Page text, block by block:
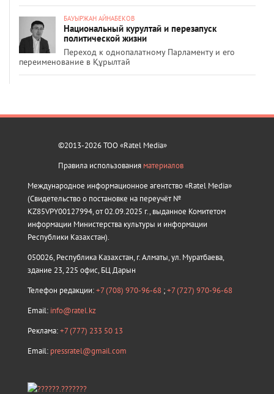
БАУЫРЖАН АЙНАБЕКОВ
Национальный курултай и перезапуск
политической жизни
Переход к однопалатному Парламенту и его
переименование в Құрылтай
©2013-2026 ТОО «Ratel Media»
Правила использования материалов
Международное информационное агентство «Ratel Media»
(Свидетельство о постановке на переучёт №
KZ85VPY00127994, от 02.09.2025 г., выданное Комитетом
информации Министерства культуры и информации
Республики Казахстан).
050026, Республика Казахстан, г. Алматы, ул. Муратбаева,
здание 23, 225 офис, БЦ Дарын
Телефон редакции:+7 (708) 970-96-68 ;+7 (727) 970-96-68
Email: info@ratel.kz
Реклама:+7 (777) 233 50 13
Email: pressratel@gmail.com